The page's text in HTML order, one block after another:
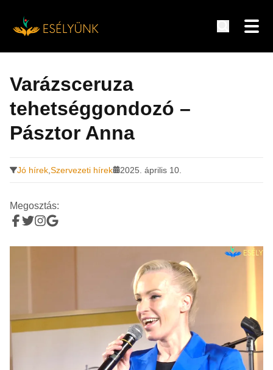
tartalomra
Varázsceruza
tehetséggondozó –
Pásztor Anna
Jó hírek Szervezeti hírek 2025. április 10.
Megosztás: